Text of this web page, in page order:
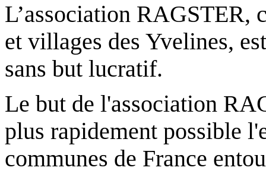
L’association RAGSTER,
et villages des Yvelines,
sans but lucratif.
Le but de l'association
plus rapidement possible
communes de France